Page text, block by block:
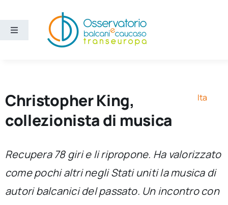
contenuto
Toggle
Ricerca e divulgazione
Sezioni
Chi siamo
Christopher King,
collezionista di musica
Ita
Recupera 78 giri e li ripropone. Ha valorizzato
come pochi altri negli Stati uniti la musica di
autori balcanici del passato. Un incontro con